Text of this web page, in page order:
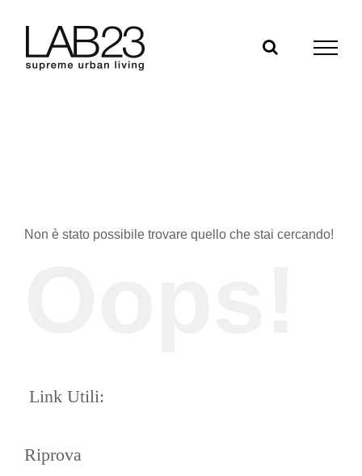
Non è stato possibile trovare quello che stai cercando!
Link Utili:
Riprova